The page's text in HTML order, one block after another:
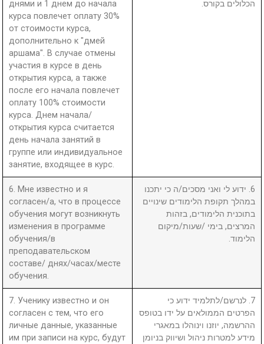
днями и 1 днем до начала
курса повлечет оплату 30%
от стоимости курса,
дополнительно к "дмей
аршама". В случае отмены
участия в курсе в день
открытия курса, а также
после его начала повлечет
оплату 100% стоимости
курса. Днем начала/
открытия курса считается
день начала занятий в
группе или индивидуальное
занятие, входящее в курс.
הכלולים בקורס.
6. Мне известно и я
согласен/а, что в процессе
обучения могут возникнуть
изменения в программе
обучения/в
преподавательском
составе/ днях/часах/месте
обучения.
6. ידוע לי ואני מסכים/ה כי יתכנו
במהלך תקופת הלימודים שינויים
בתוכנית הלימודים, בזהות
המרצים, בימי /שעות/מיקום
הלימוד.
7. Ученику известно и он
согласен с тем, что его
личные данные, указанные
им при записи на курс, будут
7. לנרשם/לתלמיד ידוע כי
הפרטים הממולאים על ידו בטופס
ההרשמה, יוזנו וינוהלו במאגרי
מידע למטרות ניהול ושיווק בניומן